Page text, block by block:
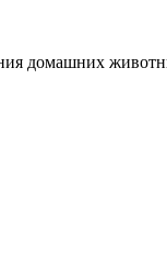
домашних